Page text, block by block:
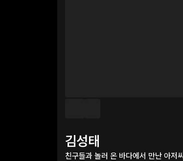
김성태
친구들과 놀러 온 바다에서 만난 아저씨